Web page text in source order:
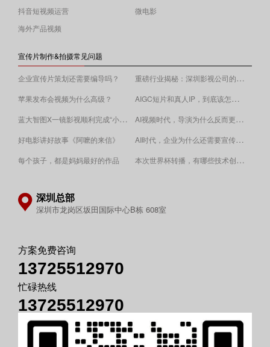
抖音短视频运营
微电影
海外产品视频
宣传片制作&拍摄常见问题
企业宣传片策划还需要编导吗？ 重磅行业揭秘：深圳影视公司的收费逻辑！
苹果发布会视频为什么高级？
AIGC短片和真人IP，到底该怎么选？
蓝大智图X一镜影视顺利完成“小蓝本”广告影片拍摄制作。
AI视频时代，导演为什么反而更重要？
好电影讲好故事《阿嚒的来信》 AI时代，企业为什么还需要宣传片？
每个孩子，都是妈妈最好的作品 ​本次世界杯转播，有哪些技术创新值得关注？
深圳总部
深圳市龙岗区坂田国际中心B栋 608室
方案免费咨询
13725512970
忙碌热线
13725512970